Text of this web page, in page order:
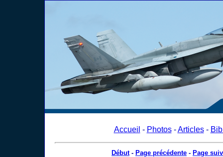
Accueil - Photos-Articles-
Début- Page précédente - Page